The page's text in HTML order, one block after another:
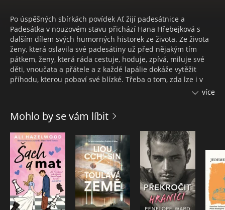
Po úspěšných sbírkách povídek Ať žijí padesátnice a
Padesátka v nouzovém stavu přichází Hana Hřebejková s
dalším dílem svých humorných historek ze života. Ze života
ženy, která oslavila své padesátiny už před nějakým tím
pátkem, ženy, která ráda cestuje, hoduje, zpívá, miluje své
děti, vnoučata a přátele a z každé lapálie dokáže vytěžit
příhodu, kterou pobaví své blízké. Třeba o tom, zda lze i v
pokročilém věku s vášní skládat puzzle v dětském koutku, jak
historkami na lázeňský pobyt do Františkových Lázní, na
zájezd do Alsaska i po památkách naší vlasti. Zavzpomínáme
na dobu kovidu i na mladá léta, na trampoty rodinného
života, práci v zahraničí a dozvíme se třeba i to, jak najít
zvonící mobil zastrčený za gumou vlastních kalhot.
více
Mohlo by se vám líbit